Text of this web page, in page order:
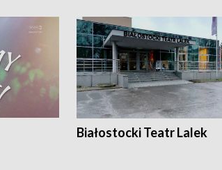
Białostocki Teatr Lalek